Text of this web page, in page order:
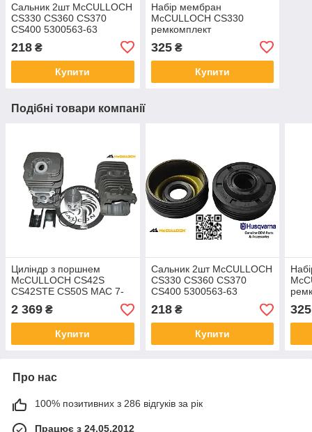
Сальник 2шт McCULLOCH
CS330 CS360 CS370
CS400 5300563-63
ущільнення коленвала на
бензопилу Макалош
12*37*12,5
218 ₴
Купити
Набір мембран
McCULLOCH CS330
ремкомплект
бензопил CS360 CS370
CS400 5986844-20
325₴
Купити
Подібні товари компанії
Циліндр з поршнем
McCULLOCH CS42S
CS42STE CS50S MAC 7-
38 8-42 738 842 5300718-
84 5767527-01 поршнева
група ЦПГ
2 369 ₴
Купити
Сальник 2шт McCULLOCH
CS330 CS360 CS370
CS400 5300563-63
ущільнення коленвала на
бензопилу Макалош
12*37*12,5
218₴
Купити
325
Про нас
100% позитивних з 286 відгуків за рік
Працює з 24.05.2012